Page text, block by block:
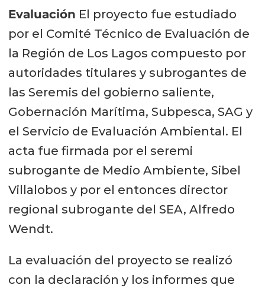
Evaluación El proyecto fue estudiado
por el Comité Técnico de Evaluación de
la Región de Los Lagos compuesto por
autoridades titulares y subrogantes de
las Seremis del gobierno saliente,
Gobernación Marítima, Subpesca, SAG y
el Servicio de Evaluación Ambiental. El
acta fue firmada por el seremi
subrogante de Medio Ambiente, Sibel
Villalobos y por el entonces director
regional subrogante del SEA, Alfredo
Wendt.
La evaluación del proyecto se realizó
con la declaración y los informes que